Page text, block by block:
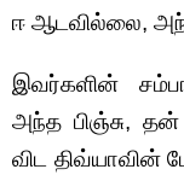
ஈ ஆடவில்லை,
இவர்களின்
அந்த பிஞ்சு,
விட திவ்யாவின்